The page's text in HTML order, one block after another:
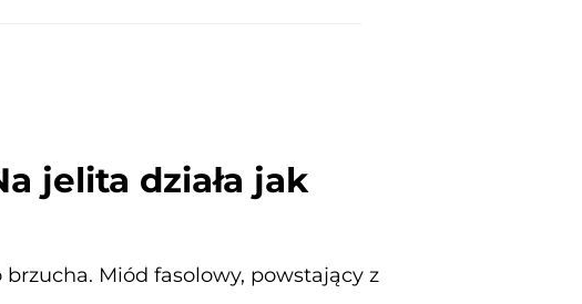
jelita działa jak
Miód fasolowy, powstający z